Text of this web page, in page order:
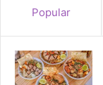
Popular